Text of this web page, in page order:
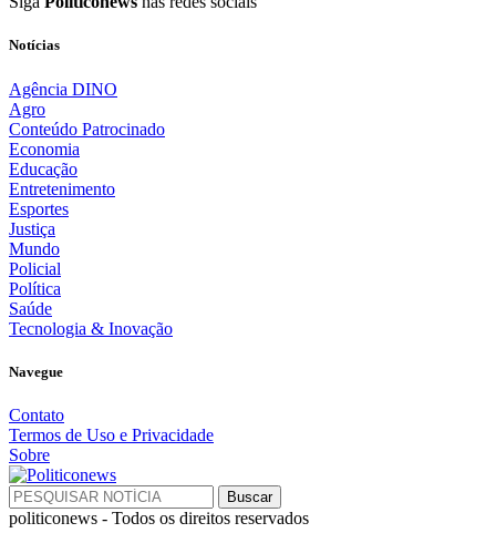
Notícias
Agência DINO
Agro
Conteúdo Patrocinado
Economia
Educação
Entretenimento
Esportes
Justiça
Mundo
Policial
Política
Saúde
Tecnologia & Inovação
Navegue
Contato
Termos de Uso e Privacidade
Sobre
politiconews - Todos os direitos reservados